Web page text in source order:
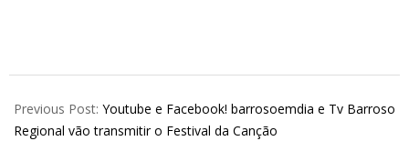
05-
24
Previous Post: Youtube e Facebook! barrosoemdia e Tv Barroso
Regional vão transmitir o Festival da Canção